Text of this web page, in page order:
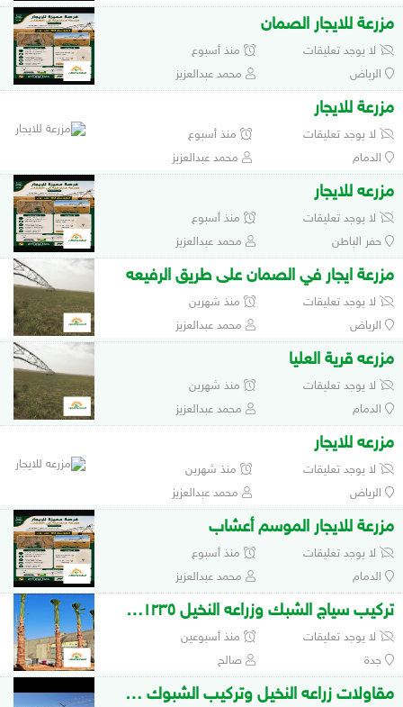
مزرعة للايجار الصمان
لا يوجد تعليقات
منذ أسبوع
الرياض
محمد عبدالعزيز
مزرعة للايجار
لا يوجد تعليقات
منذ أسبوع
الدمام
محمد عبدالعزيز
مزرعه للايجار
لا يوجد تعليقات
منذ أسبوع
حفر الباطن
محمد عبدالعزيز
مزرعة ايجار في الصمان على طريق الرفيعه
لا يوجد تعليقات
منذ شهرين
الرياض
محمد عبدالعزيز
مزرعه قرية العليا
لا يوجد تعليقات
منذ شهرين
الدمام
محمد عبدالعزيز
مزرعه للايجار
لا يوجد تعليقات
منذ شهرين
الرياض
محمد عبدالعزيز
مزرعة للايجار الموسم أعشاب
لا يوجد تعليقات
منذ أسبوع
الدمام
محمد عبدالعزيز
تركيب سياج الشبك وزراعه النخيل ٠٥٥٢١٩١٢٣٥
لا يوجد تعليقات
منذ أسبوعين
جدة
صالح
مقاولات زراعه النخيل وتركيب الشبوك ٠٥٥٢١٩١٢